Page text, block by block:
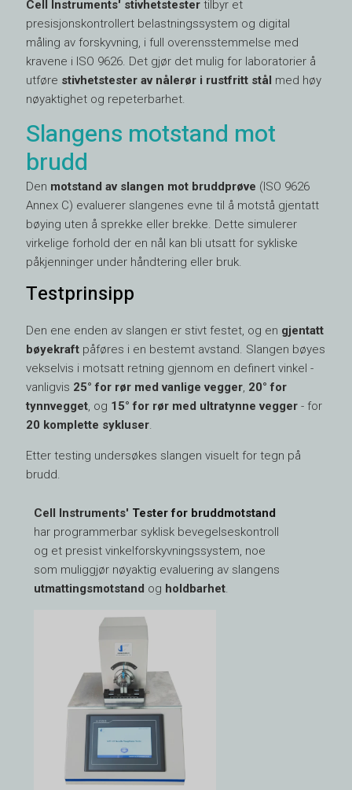
Cell Instruments' stivhetstester tilbyr et
presisjonskontrollert belastningssystem og digital
måling av forskyvning, i full overensstemmelse med
kravene i ISO 9626. Det gjør det mulig for laboratorier å
utføre stivhetstester av nålerør i rustfritt stål med høy
nøyaktighet og repeterbarhet.
Slangens motstand mot
brudd
Den motstand av slangen mot bruddprøve (ISO 9626
Annex C) evaluerer slangenes evne til å motstå gjentatt
bøying uten å sprekke eller brekke. Dette simulerer
virkelige forhold der en nål kan bli utsatt for sykliske
påkjenninger under håndtering eller bruk.
Testprinsipp
Den ene enden av slangen er stivt festet, og en gjentatt
bøyekraft påføres i en bestemt avstand. Slangen bøyes
vekselvis i motsatt retning gjennom en definert vinkel -
vanligvis 25° for rør med vanlige vegger, 20° for
tynnvegget, og 15° for rør med ultratynne vegger - for
20 komplette sykluser.
Etter testing undersøkes slangen visuelt for tegn på
brudd.
Cell Instruments' Tester for bruddmotstand
har programmerbar syklisk bevegelseskontroll
og et presist vinkelforskyvningssystem, noe
som muliggjør nøyaktig evaluering av slangens
utmattingsmotstand og holdbarhet.